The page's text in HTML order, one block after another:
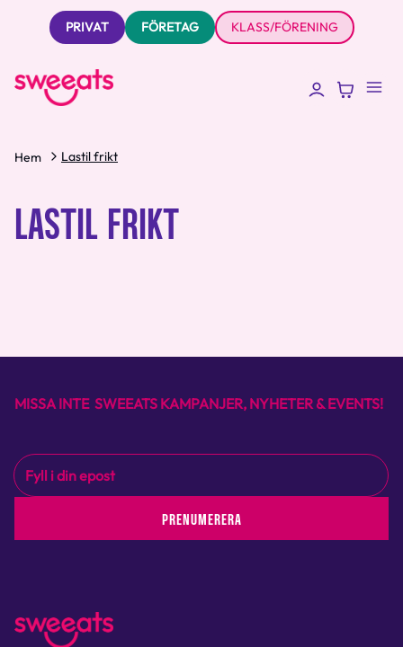
PRIVAT FÖRETAG KLASS/FÖRENING
Hem Lastil frikt
LASTIL FRIKT
MISSA INTE SWEEATS KAMPANJER, NYHETER & EVENTS!
PRENUMERERA